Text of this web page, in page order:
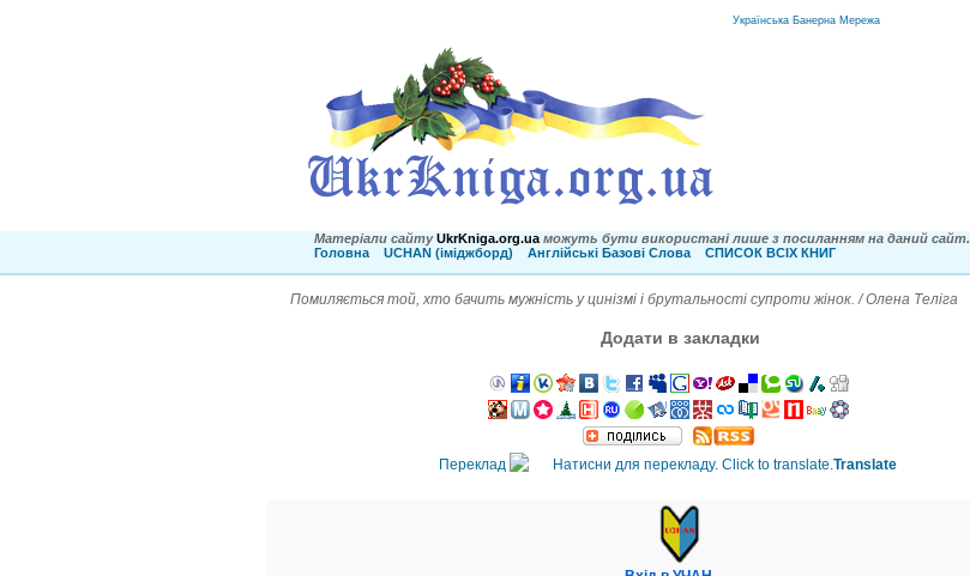
Українська Банерна Мережа
Матеріали сайту UkrKniga.org.ua можуть бути використані лише з посиланням на даний сайт.
Головна
UCHAN (іміджборд) Англійські Базові Слова СПИСОК ВСІХ КНИГ
Помиляється той, хто бачить мужність у цинізмі і брутальності супроти жінок. / Олена Теліга
Додати в закладки
Переклад Translate